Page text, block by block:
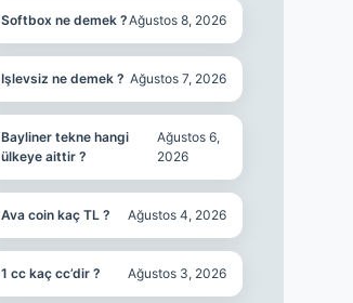
Softbox ne demek ?Ağustos 8, 2026
Işlevsiz ne demek ? Ağustos 7, 2026
Bayliner tekne hangi
ülkeye aittir ?
Ağustos 6,
2026
Ava coin kaç TL ? Ağustos 4, 2026
1 cc kaç cc’dir ? Ağustos 3, 2026